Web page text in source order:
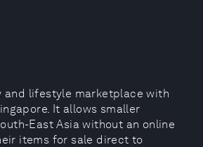
and lifestyle marketplace with
It allows smaller
East Asia without an online
items for sale direct to